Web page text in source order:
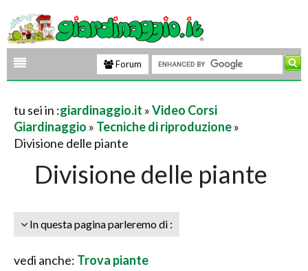
Forum
tu sei in :giardinaggio.it »Video Corsi
Giardinaggio » Tecniche di riproduzione»
Divisione delle piante
Divisione delle piante
In questa pagina parleremo di :
vedi anche: Trova piante